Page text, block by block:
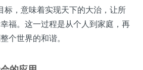
标，意味着实现天下的大治，让所
福。这一过程是从个人到家庭，再
个世界的和谐。